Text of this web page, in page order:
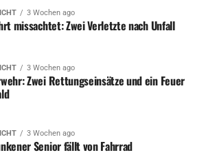
3 Wochen ago
missachtet: Zwei Verletzte nach Unfall
3 Wochen ago
Zwei Rettungseinsätze und ein Feuer
3 Wochen ago
Senior fällt von Fahrrad